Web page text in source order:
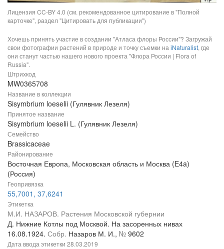
Лицензия CC-BY 4.0 (см. рекомендованное цитирование в "Полной
карточке", раздел "Цитировать для публикации")
Хочешь принять участие в создании "Атласа флоры России"? Загружай
свои фотографии растений в природе и точку съемки на iNaturalist, где
они станут частью нашего нового проекта "Флора России | Flora of
Russia".
Штрихкод
MW0365708
Название в коллекции
Sisymbrium loeselii (Гулявник Лезеля)
Принятое название
Sisymbrium loeselii L. (Гулявник Лезеля)
Семейство
Brassicaceae
Районирование
Восточная Европа, Московская область и Москва (E4a)
(Россия)
Геопривязка
55,7001, 37,6241
Этикетка
М.И. НАЗАРОВ. Растения Московской губернии
Д. Нижние Котлы под Москвой. На засоренных нивах
16.08.1924. Собр. Назаров М. И., № 9602
Дата ввода этикетки 28.03.2019